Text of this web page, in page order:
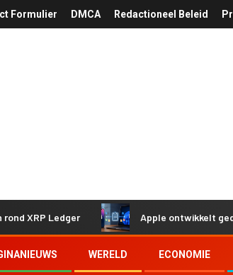
Formulier DMCA Redactioneel Beleid
Apple ontwikkelt gedeeld
WERELD ECONOMIE